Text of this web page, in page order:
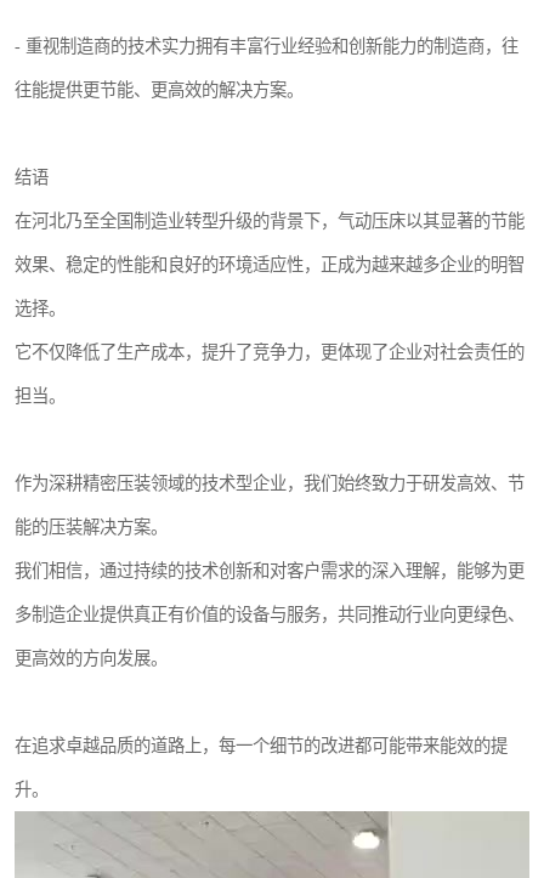
- 重视制造商的技术实力拥有丰富行业经验和创新能力的制造商，往
往能提供更节能、更高效的解决方案。
结语
在河北乃至全国制造业转型升级的背景下，气动压床以其显著的节能
效果、稳定的性能和良好的环境适应性，正成为越来越多企业的明智
选择。
它不仅降低了生产成本，提升了竞争力，更体现了企业对社会责任的
担当。
作为深耕精密压装领域的技术型企业，我们始终致力于研发高效、节
能的压装解决方案。
我们相信，通过持续的技术创新和对客户需求的深入理解，能够为更
多制造企业提供真正有价值的设备与服务，共同推动行业向更绿色、
更高效的方向发展。
在追求卓越品质的道路上，每一个细节的改进都可能带来能效的提
升。